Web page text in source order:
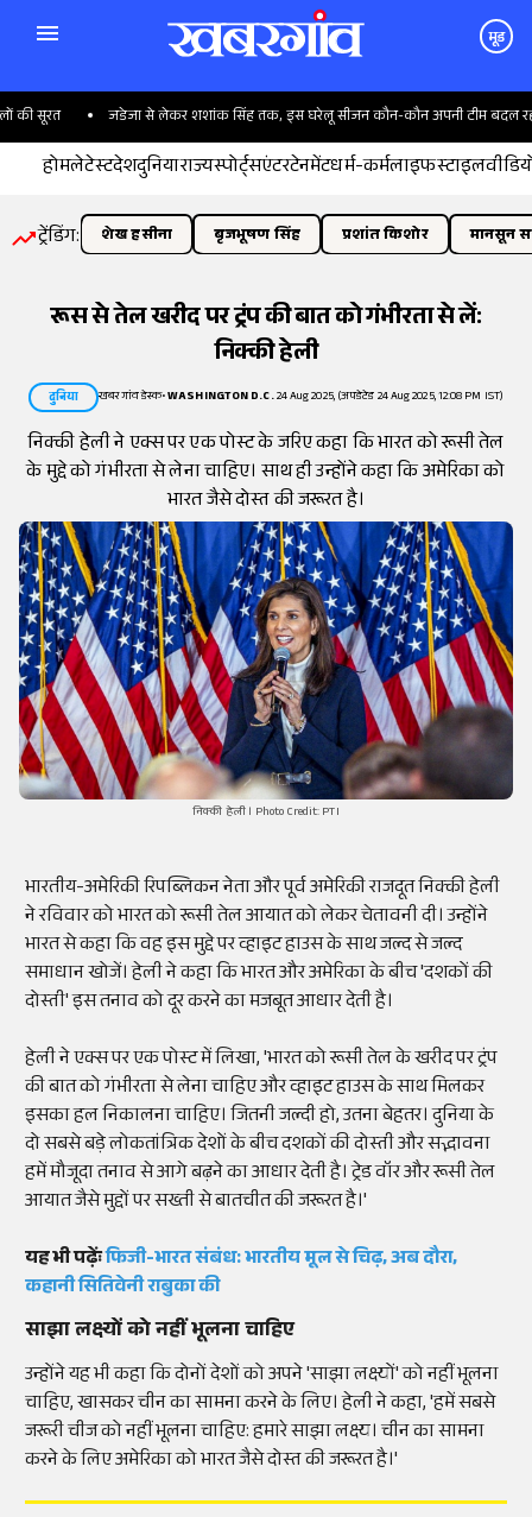
मूड
सूरत जडेजा से लेकर शशांक सिंह तक, इस घरेलू सीजन कौन-कौन अपनी टीम बदल रहा है?
होमलेटेस्टदेशदुनियाराज्यस्पोर्ट्सएंटरटेनमेंटधर्म-कर्मलाइफस्टाइल
ट्रेंडिंग: शेख हसीना बृजभूषण सिंह प्रशांत किशोर मानसून
रूस से तेल खरीद पर ट्रंप की बात को गंभीरता से लें:
निक्की हेली
दुनिया खबरगांव डेस्क•WASHINGTON D.C.24 Aug 2025, (अपडेटेड 24 Aug 2025, 12:08 PM IST)
निक्की हेली ने एक्स पर एक पोस्ट के जरिए कहा कि भारत को रूसी तेल
के मुद्दे को गंभीरता से लेना चाहिए। साथ ही उन्होंने कहा कि अमेरिका को
भारत जैसे दोस्त की जरूरत है।
निक्की हेली । Photo Credit: PTI
भारतीय-अमेरिकी रिपब्लिकन नेता और पूर्व अमेरिकी राजदूत निक्की हेली
ने रविवार को भारत को रूसी तेल आयात को लेकर चेतावनी दी। उन्होंने
भारत से कहा कि वह इस मुद्दे पर व्हाइट हाउस के साथ जल्द से जल्द
समाधान खोजें। हेली ने कहा कि भारत और अमेरिका के बीच 'दशकों की
दोस्ती' इस तनाव को दूर करने का मजबूत आधार देती है।
हेली ने एक्स पर एक पोस्ट में लिखा, 'भारत को रूसी तेल के खरीद पर ट्रंप
की बात को गंभीरता से लेना चाहिए और व्हाइट हाउस के साथ मिलकर
इसका हल निकालना चाहिए। जितनी जल्दी हो, उतना बेहतर। दुनिया के
दो सबसे बड़े लोकतांत्रिक देशों के बीच दशकों की दोस्ती और सद्भावना
हमें मौजूदा तनाव से आगे बढ़ने का आधार देती है। ट्रेड वॉर और रूसी तेल
आयात जैसे मुद्दों पर सख्ती से बातचीत की जरूरत है।'
यह भीपढ़ेंःफिजी-भारत संबंध: भारतीय मूल से चिढ़, अब दौरा,
कहानीसितिवेनीराबुकाकी
साझा लक्ष्यों को नहीं भूलना चाहिए
उन्होंने यह भी कहा कि दोनों देशों को अपने 'साझा लक्ष्यों' को नहीं भूलना
चाहिए, खासकर चीन का सामना करने के लिए। हेली ने कहा, 'हमें सबसे
जरूरी चीज को नहीं भूलना चाहिए: हमारे साझा लक्ष्य। चीन का सामना
करने के लिए अमेरिका को भारत जैसे दोस्त की जरूरत है।'